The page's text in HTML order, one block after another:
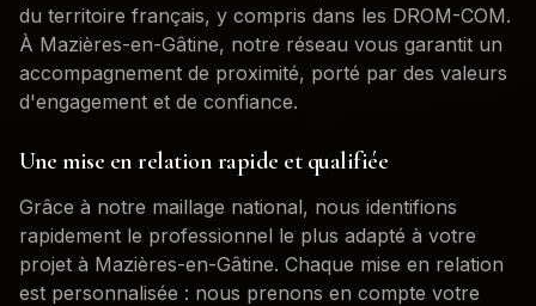
du territoire français, y compris dans les DROM-COM.
À Mazières-en-Gâtine, notre réseau vous garantit un
accompagnement de proximité, porté par des valeurs
d'engagement et de confiance.
Une mise en relation rapide et qualifiée
Grâce à notre maillage national, nous identifions
rapidement le professionnel le plus adapté à votre
projet à Mazières-en-Gâtine. Chaque mise en relation
est personnalisée : nous prenons en compte votre